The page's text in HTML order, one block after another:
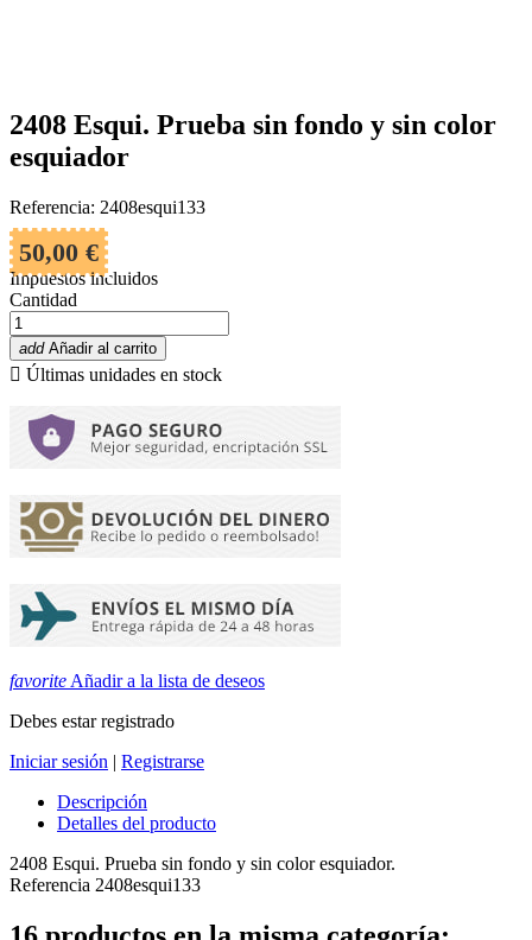
2408 Esqui. Prueba sin fondo y sin color
esquiador
Referencia: 2408esqui133
50,00 €
Impuestos incluidos
Cantidad
add Añadir al carrito
 Últimas unidades en stock
favorite Añadir a la lista de deseos
Debes estar registrado
Iniciar sesión | Registrarse
Descripción
Detalles del producto
2408 Esqui. Prueba sin fondo y sin color esquiador.
Referencia 2408esqui133